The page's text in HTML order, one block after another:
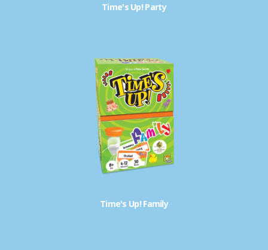
Time's Up! Party
Time's Up! Family